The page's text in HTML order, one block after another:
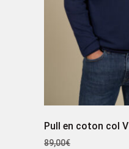
Pull en coton col V
89,00€